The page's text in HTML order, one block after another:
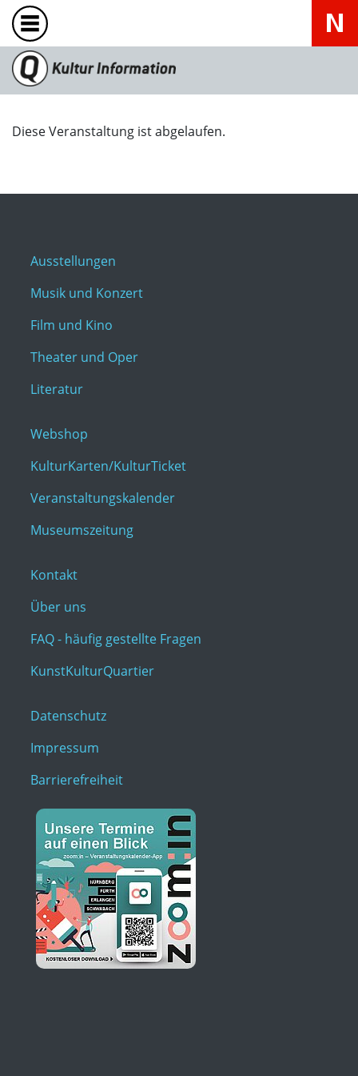
Diese Veranstaltung ist abgelaufen.
Ausstellungen
Musik und Konzert
Film und Kino
Theater und Oper
Literatur
Webshop
KulturKarten/KulturTicket
Veranstaltungskalender
Museumszeitung
Kontakt
Über uns
FAQ - häufig gestellte Fragen
KunstKulturQuartier
Datenschutz
Impressum
Barrierefreiheit